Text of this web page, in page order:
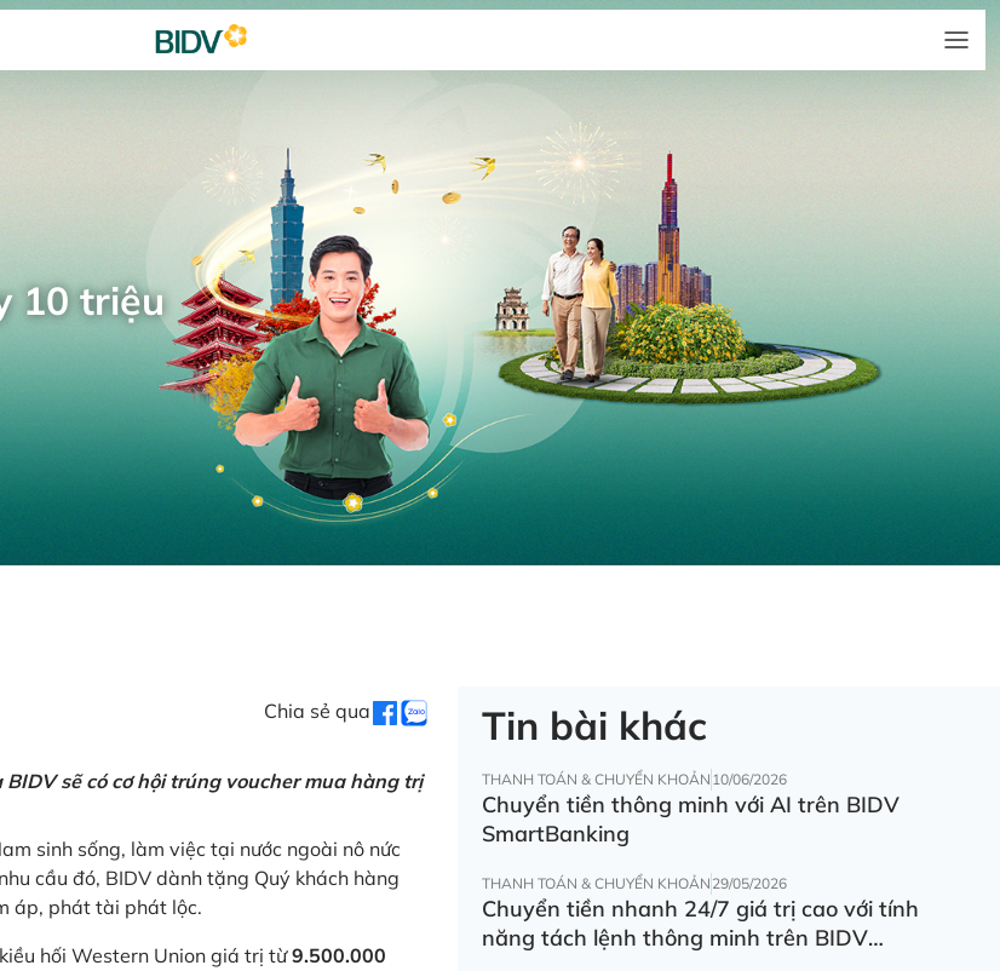
10 triệu
Chia sẻ qua
sẽ có cơ hội trúng voucher mua hàng trị
sinh sống, làm việc tại nước ngoài nô nức
cầu đó, BIDV dành tặng Quý khách hàng
áp, phát tài phát lộc.
hối Western Union giá trị từ9.500.000
Tin bài khác
THANH TOÁN & CHUYỂN KHOẢN 10/06/2026
Chuyển tiền thông minh với AI trên BIDV
SmartBanking
THANH TOÁN & CHUYỂN KHOẢN 29/05/2026
Chuyển tiền nhanh 24/7 giá trị cao với tính
năng tách lệnh thông minh trên BIDV